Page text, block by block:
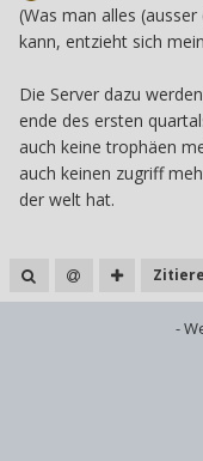
(Was man alles
kann, entzieht sich
Die Server dazu
ende des ersten
auch keine trophäen
auch keinen zugriff
der welt hat.
-